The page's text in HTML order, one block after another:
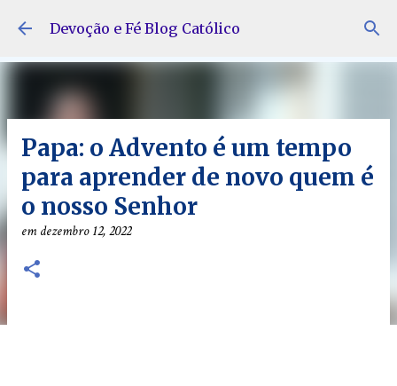
Pular para o conteúdo principal
Devoção e Fé Blog Católico
Papa: o Advento é um tempo
para aprender de novo quem é
o nosso Senhor
emdezembro 12, 2022